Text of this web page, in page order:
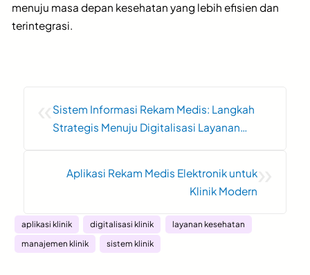
menuju masa depan kesehatan yang lebih efisien dan
terintegrasi.
Sistem Informasi Rekam Medis: Langkah
Strategis Menuju Digitalisasi Layanan
»
Aplikasi Rekam Medis Elektronik untuk
Klinik Modern
aplikasi klinik digitalisasi klinik
layanan kesehatan
manajemen klinik
sistem klinik